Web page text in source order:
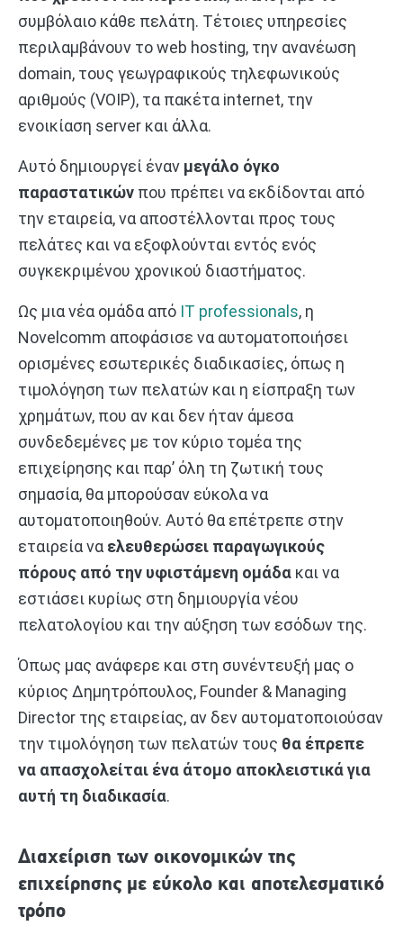
συμβόλαιο κάθε πελάτη. Τέτοιες υπηρεσίες
περιλαμβάνουν το web hosting, την ανανέωση
domain, τους γεωγραφικούς τηλεφωνικούς
αριθμούς (VOIP), τα πακέτα internet, την
ενοικίαση server και άλλα.
Αυτό δημιουργεί έναν μεγάλο όγκο
παραστατικών που πρέπει να εκδίδονται από
την εταιρεία, να αποστέλλονται προς τους
πελάτες και να εξοφλούνται εντός ενός
συγκεκριμένου χρονικού διαστήματος.
Ως μια νέα ομάδα από IT professionals, η
Novelcomm αποφάσισε να αυτοματοποιήσει
ορισμένες εσωτερικές διαδικασίες, όπως η
τιμολόγηση των πελατών και η είσπραξη των
χρημάτων, που αν και δεν ήταν άμεσα
συνδεδεμένες με τον κύριο τομέα της
επιχείρησης και παρ’ όλη τη ζωτική τους
σημασία, θα μπορούσαν εύκολα να
αυτοματοποιηθούν. Αυτό θα επέτρεπε στην
εταιρεία να ελευθερώσει παραγωγικούς
πόρους από την υφιστάμενη ομάδα και να
εστιάσει κυρίως στη δημιουργία νέου
πελατολογίου και την αύξηση των εσόδων της.
Όπως μας ανάφερε και στη συνέντευξή μας ο
κύριος Δημητρόπουλος, Founder & Managing
Director της εταιρείας, αν δεν αυτοματοποιούσαν
την τιμολόγηση των πελατών τους θα έπρεπε
να απασχολείται ένα άτομο αποκλειστικά για
αυτή τη διαδικασία.
Διαχείριση των οικονομικών της
επιχείρησης με εύκολο και αποτελεσματικό
τρόπο